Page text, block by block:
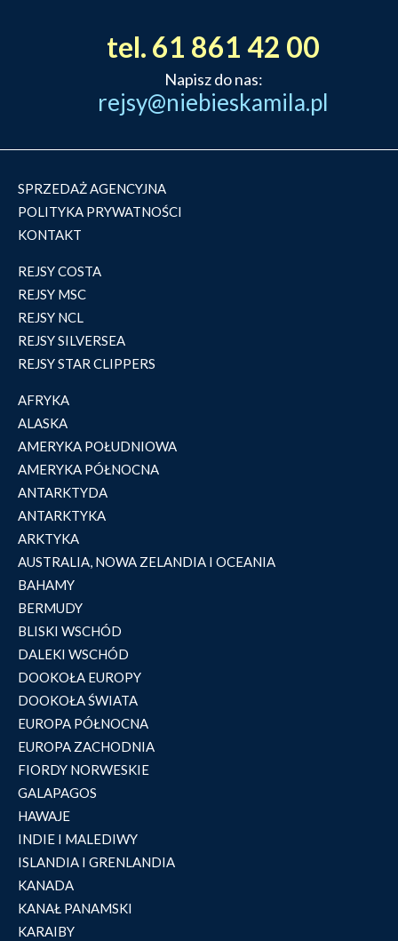
tel. 61 861 42 00
Napisz do nas:
rejsy@niebieskamila.pl
SPRZEDAŻ AGENCYJNA
POLITYKA PRYWATNOŚCI
KONTAKT
REJSY COSTA
REJSY MSC
REJSY NCL
REJSY SILVERSEA
REJSY STAR CLIPPERS
AFRYKA
ALASKA
AMERYKA POŁUDNIOWA
AMERYKA PÓŁNOCNA
ANTARKTYDA
ANTARKTYKA
ARKTYKA
AUSTRALIA, NOWA ZELANDIA I OCEANIA
BAHAMY
BERMUDY
BLISKI WSCHÓD
DALEKI WSCHÓD
DOOKOŁA EUROPY
DOOKOŁA ŚWIATA
EUROPA PÓŁNOCNA
EUROPA ZACHODNIA
FIORDY NORWESKIE
GALAPAGOS
HAWAJE
INDIE I MALEDIWY
ISLANDIA I GRENLANDIA
KANADA
KANAŁ PANAMSKI
KARAIBY